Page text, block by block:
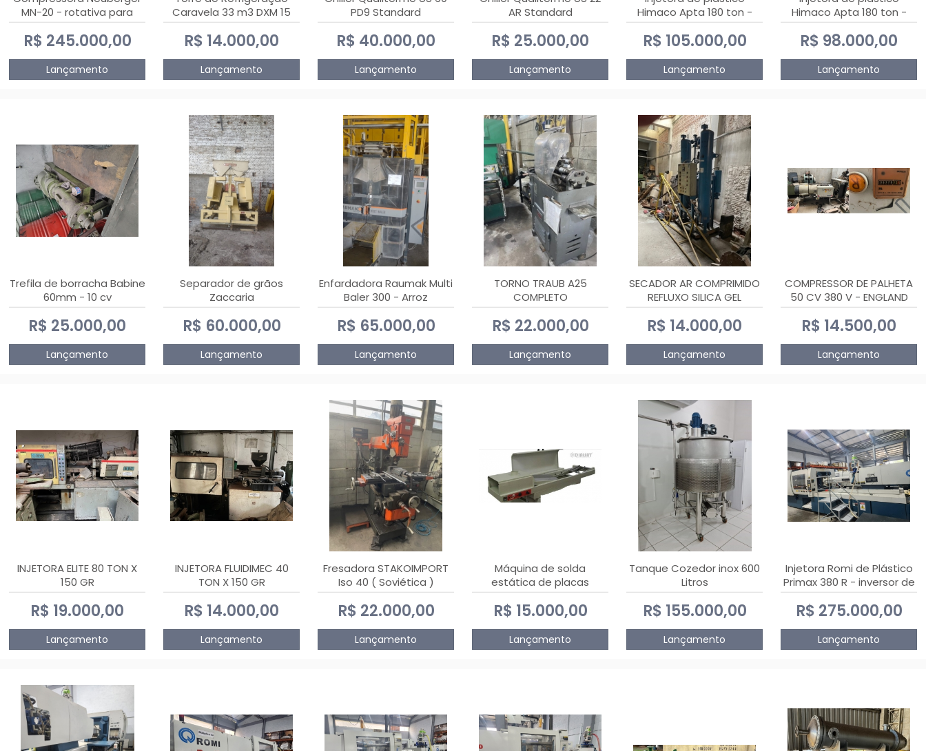
MN-20 - rotativa para
produção de
comprimidos
R$ 245.000,00
Lançamento
Caravela 33 m3 DXM 15
R$ 14.000,00
Lançamento
PD9 Standard
R$ 40.000,00
Lançamento
AR Standard
R$ 25.000,00
Lançamento
Himaco Apta 180 ton -
2010
R$ 105.000,00
Lançamento
Himaco Apta 180 ton -
2009
R$ 98.000,00
Lançamento
Trefila de borracha Babine
60mm - 10 cv
R$ 25.000,00
Lançamento
Separador de grãos
Zaccaria
R$ 60.000,00
Lançamento
Enfardadora Raumak Multi
Baler 300 - Arroz
R$ 65.000,00
Lançamento
TORNO TRAUB A25
COMPLETO
R$ 22.000,00
Lançamento
SECADOR AR COMPRIMIDO
REFLUXO SILICA GEL
R$ 14.000,00
Lançamento
COMPRESSOR DE PALHETA
50 CV 380 V - ENGLAND
R$ 14.500,00
Lançamento
INJETORA ELITE 80 TON X
150 GR
R$ 19.000,00
Lançamento
INJETORA FLUIDIMEC 40
TON X 150 GR
R$ 14.000,00
Lançamento
Fresadora STAKOIMPORT
Iso 40 ( Soviética )
R$ 22.000,00
Lançamento
Máquina de solda
estática de placas
eletrônicas PTH DIALSAT
R$ 15.000,00
Lançamento
Tanque Cozedor inox 600
Litros
R$ 155.000,00
Lançamento
Injetora Romi de Plástico
Primax 380 R - inversor de
frequência NR 12 - 2008
R$ 275.000,00
Lançamento